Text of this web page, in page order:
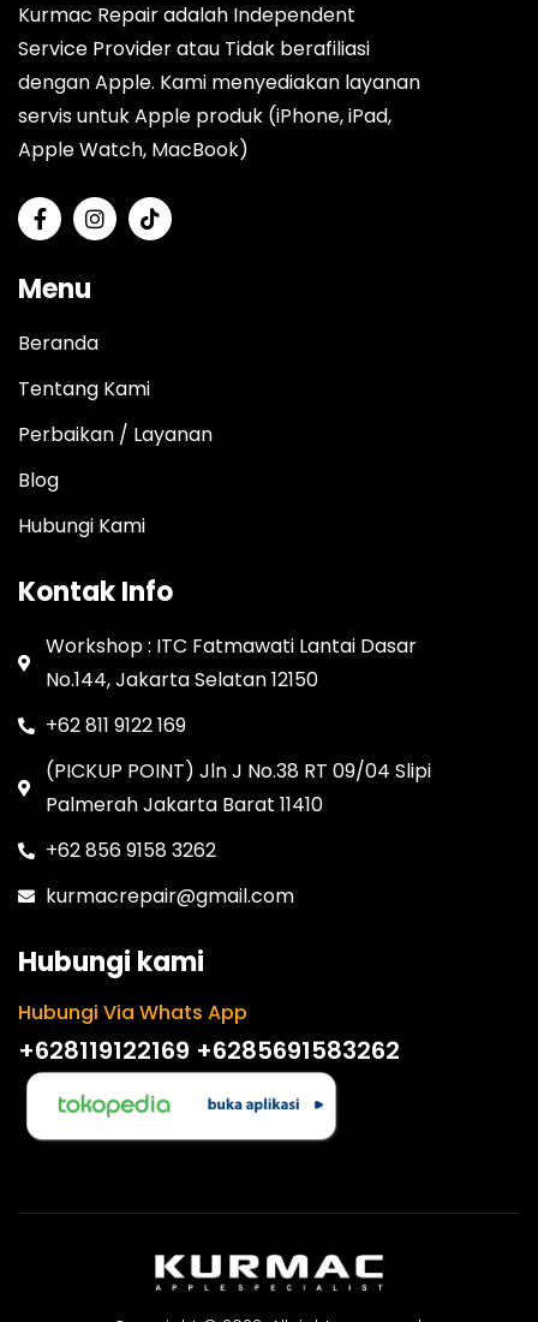
Kurmac Repair adalah Independent
Service Provider atau Tidak berafiliasi
dengan Apple. Kami menyediakan layanan
servis untuk Apple produk (iPhone, iPad,
Apple Watch, MacBook)
Menu
Beranda
Tentang Kami
Perbaikan / Layanan
Blog
Hubungi Kami
Kontak Info
Workshop : ITC Fatmawati Lantai Dasar
No.144, Jakarta Selatan 12150
+62 811 9122 169
(PICKUP POINT) Jln J No.38 RT 09/04 Slipi
Palmerah Jakarta Barat 11410
+62 856 9158 3262
kurmacrepair@gmail.com
Hubungi kami
Hubungi Via Whats App
+628119122169 +6285691583262